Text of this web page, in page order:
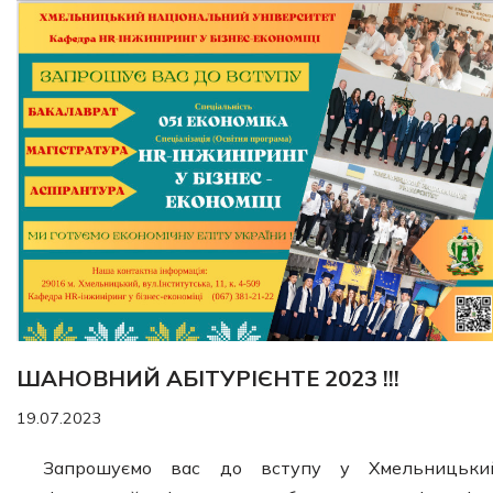
ШАНОВНИЙ АБІТУРІЄНТЕ 2023 !!!
19.07.2023
Запрошуємо вас до вступу у